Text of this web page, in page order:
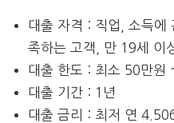
대출 자격 : 직업, 소득에
족하는 고객, 만 19세 이
대출 한도 : 최소 50만원
대출 기간 : 1년
대출 금리 : 최저 연